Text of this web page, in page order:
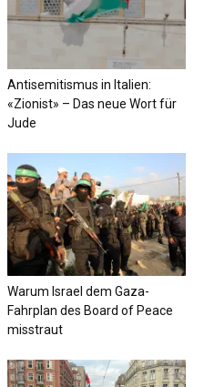
Antisemitismus in Italien:
«Zionist» – Das neue Wort für
Jude
Warum Israel dem Gaza-
Fahrplan des Board of Peace
misstraut